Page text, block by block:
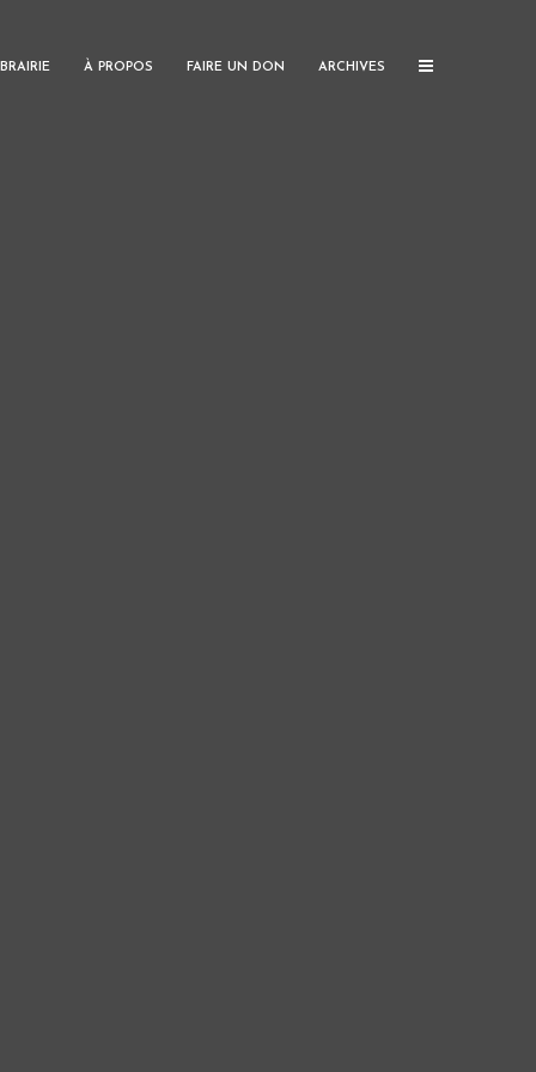
À PROPOS FAIRE UN DON ARCHIVES